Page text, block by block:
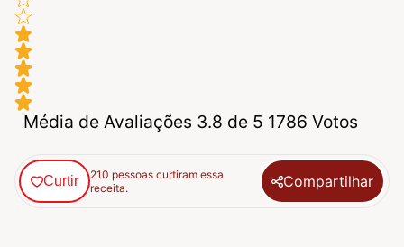
Média de Avaliações 3.8 de 5 1786 Votos
Curtir
210 pessoas curtiram essa
receita.
Compartilhar